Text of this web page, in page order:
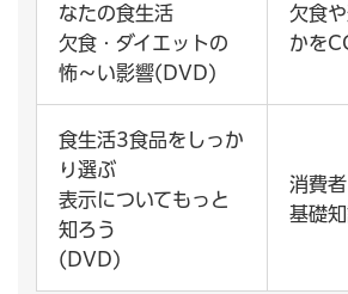
なたの食生活
欠食・ダイエットの
怖～い影響(DVD)
欠食
かを
食生活3食品をしっか
り選ぶ
表示についてもっと
知ろう
(DVD)
消費
基礎